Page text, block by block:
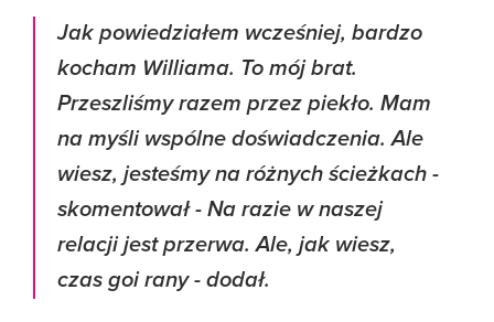
Jak powiedziałem wcześniej, bardzo
kocham Williama. To mój brat.
Przeszliśmy razem przez piekło. Mam
na myśli wspólne doświadczenia. Ale
wiesz, jesteśmy na różnych ścieżkach -
skomentował - Na razie w naszej
relacji jest przerwa. Ale, jak wiesz,
czas goi rany - dodał.